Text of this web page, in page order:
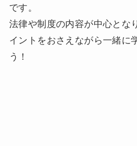
です。
法律や制度の内容が中心とな
イントをおさえながら一緒に
う！